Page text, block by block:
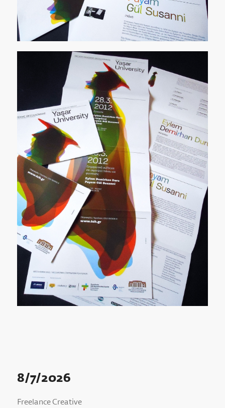
8/7/2026
Freelance Creative